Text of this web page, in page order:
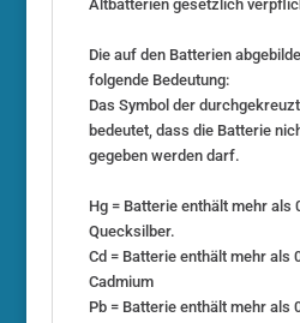
Altbatterien gesetzlich
Die auf den Batterien
folgende Bedeutung:
Das Symbol der
bedeutet, dass die Batterie
gegeben werden darf.
Hg = Batterie enthält mehr als
Quecksilber.
Cd = Batterie enthält mehr als
Cadmium
Pb = Batterie enthält mehr als